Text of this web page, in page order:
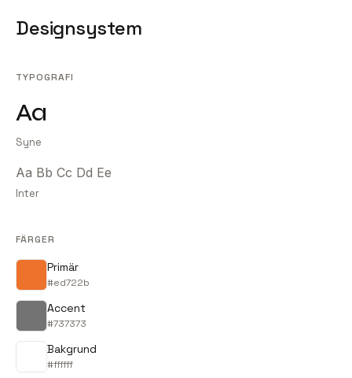
Designsystem
TYPOGRAFI
Aa
Syne
Aa Bb Cc Dd Ee
Inter
FÄRGER
Primär
#ed722b
Accent
#737373
Bakgrund
#ffffff